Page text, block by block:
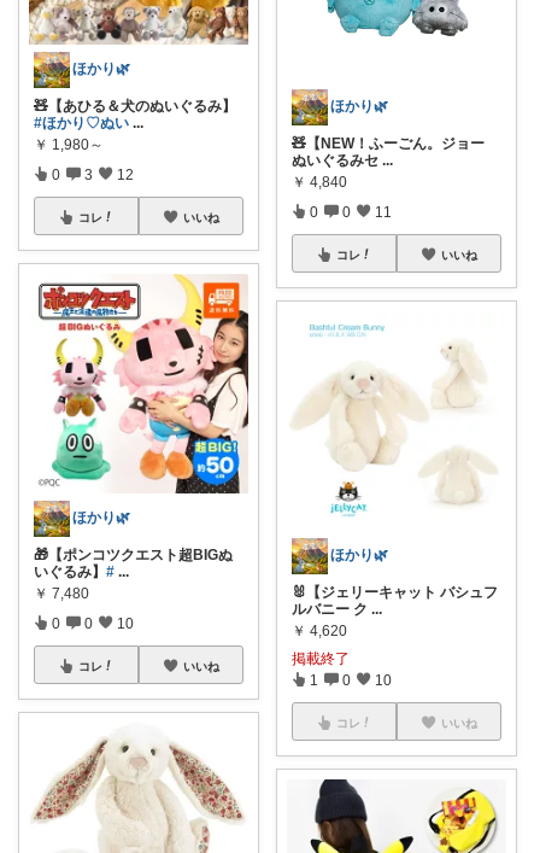
ほかり🌿
🧸【あひる＆犬のぬいぐるみ】
#ほかり♡ぬい ...
￥ 1,980～
0 3 12
コレ いいね
ほかり🌿
🎁【ポンコツクエスト超BIGぬ
いぐるみ】 # ...
￥ 7,480
0 0 10
コレ いいね
ほかり🌿
🧸【NEW！ふーごん。ジョー
ぬいぐるみセ ...
￥ 4,840
0 0 11
コレ いいね
ほかり🌿
🐰【ジェリーキャット バシュフ
ルバニー ク ...
￥ 4,620
掲載終了
1 0 10
コレ いいね